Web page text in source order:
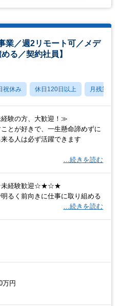
業／週2リモート可／メデ
る／契約社員】
祝休み 休日120日以上 月残業20
験の方、大歓迎！≫
ことが好きで、一生懸命諦めずに
る人は必ず活躍できます
…続きを読む
経験歓迎☆★☆★
明るく前向きに仕事に取り組める
…続きを読む
万円